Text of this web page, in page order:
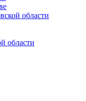
области
области